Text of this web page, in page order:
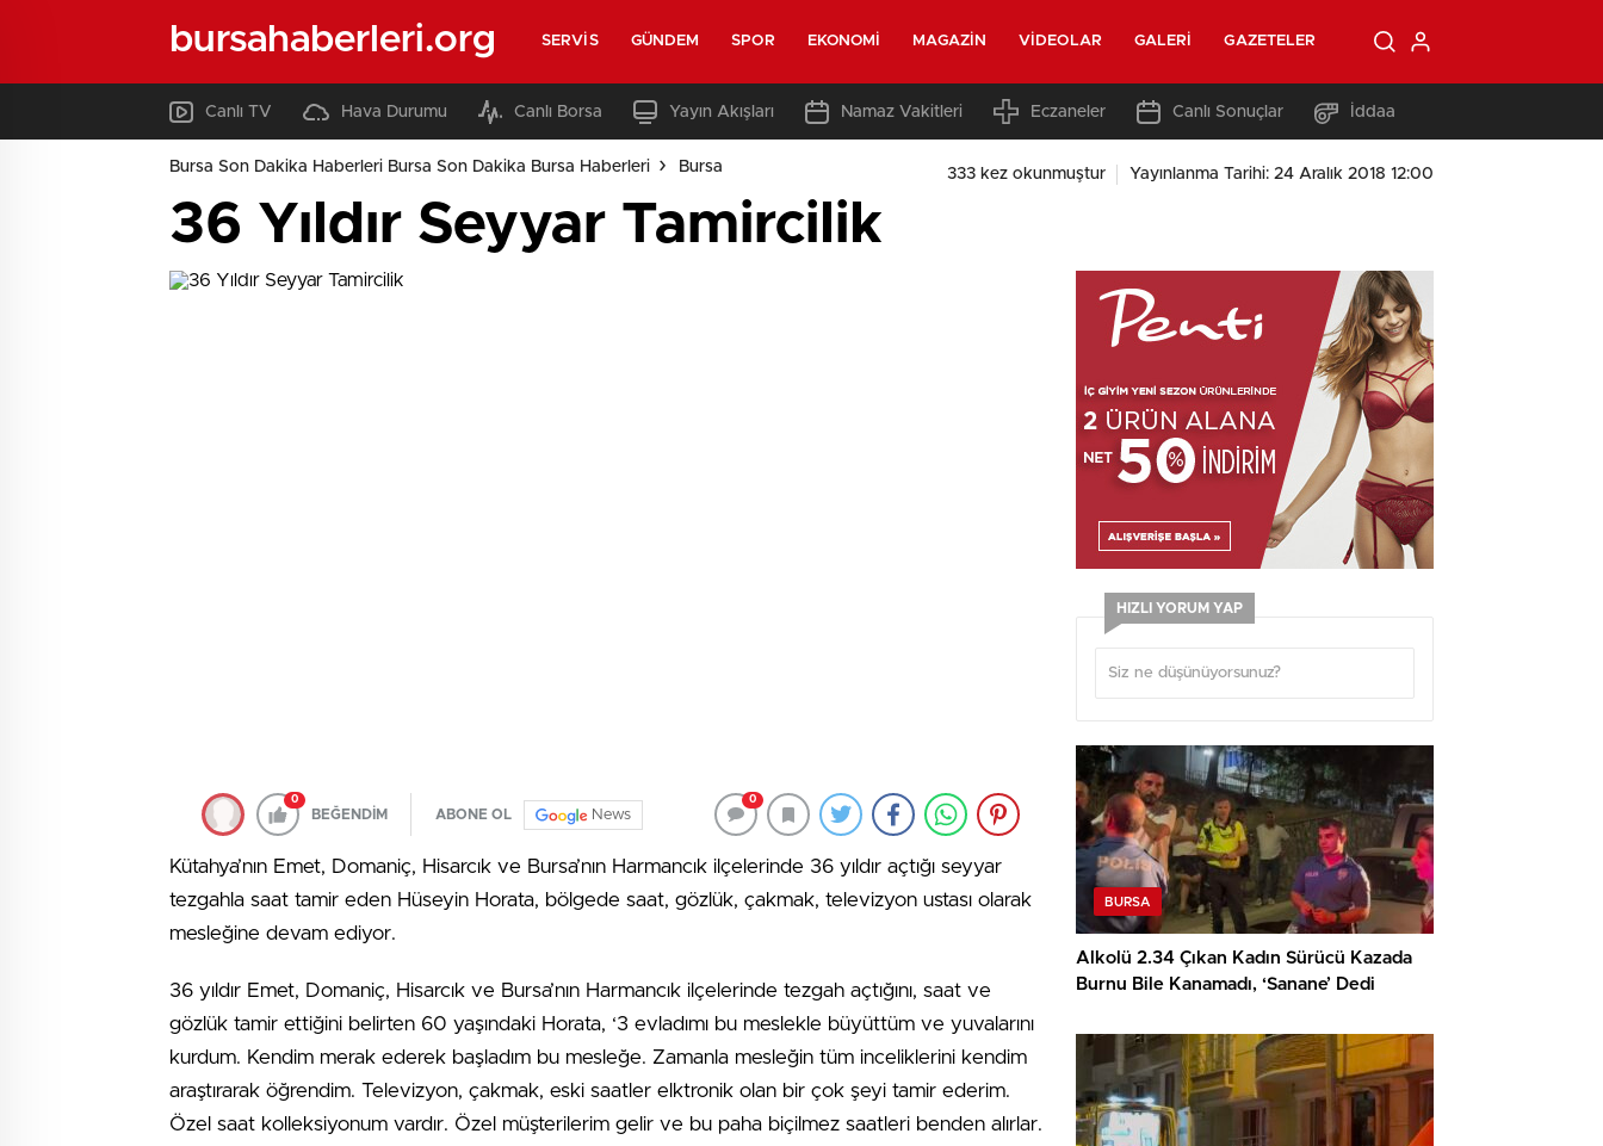
bursahaberleri.org SERVIS GÜNDEM SPOR EKONOMI MAGAZIN VIDEOLAR GALERI GAZETELER
Canlı TV Hava Durumu Canlı Borsa Yayın Akışları Namaz Vakitleri Eczaneler Canlı Sonuçlar İddaa
Bursa Son Dakika Haberleri Bursa Son Dakika Bursa Haberleri Bursa 333 kez okunmuştur Yayınlanma Tarihi: 24 Aralık 2018 12:00
36 Yıldır Seyyar Tamircilik
0
BEĞENDİM ABONE OL News
0
Kütahya’nın Emet, Domaniç, Hisarcık ve Bursa’nın Harmancık ilçelerinde 36 yıldır açtığı seyyar
tezgahla saat tamir eden Hüseyin Horata, bölgede saat, gözlük, çakmak, televizyon ustası olarak
mesleğine devam ediyor.
36 yıldır Emet, Domaniç, Hisarcık ve Bursa’nın Harmancık ilçelerinde tezgah açtığını, saat ve
gözlük tamir ettiğini belirten 60 yaşındaki Horata, ‘3 evladımı bu meslekle büyüttüm ve yuvalarını
kurdum. Kendim merak ederek başladım bu mesleğe. Zamanla mesleğin tüm inceliklerini kendim
araştırarak öğrendim. Televizyon, çakmak, eski saatler elktronik olan bir çok şeyi tamir ederim.
Özel saat kolleksiyonum vardır. Özel müşterilerim gelir ve bu paha biçilmez saatleri benden alırlar.
HIZLI YORUM YAP
BURSA
Alkolü 2.34 Çıkan Kadın Sürücü Kazada
Burnu Bile Kanamadı, ‘Sanane’ Dedi